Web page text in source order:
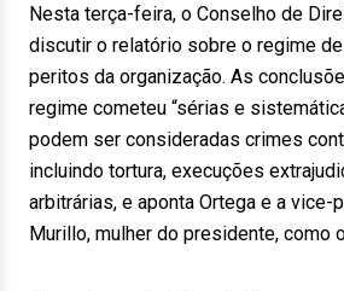
Nesta terça-feira, o Conselho de
discutir o relatório sobre o regime
peritos da organização. As
regime cometeu “sérias e
podem ser consideradas crimes
incluindo tortura, execuções
arbitrárias, e aponta Ortega e a vice-
Murillo, mulher do presidente, como